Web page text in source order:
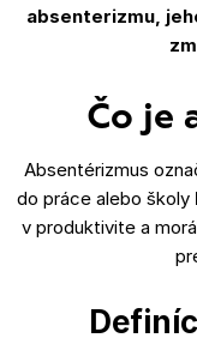
absenterizmu,
Čo je
Absentérizmus
do práce alebo školy
v produktivite a